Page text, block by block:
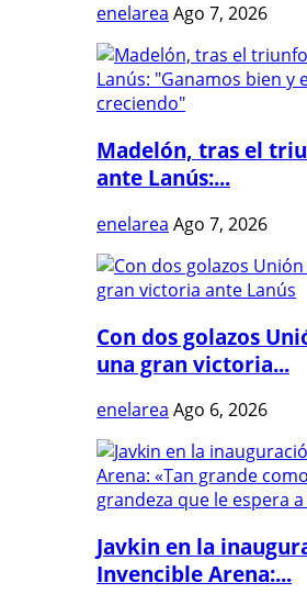
enelarea Ago 7, 2026
Madelón, tras el
ante Lanús:...
enelarea Ago 7, 2026
Con dos golazos
una gran victoria...
enelarea Ago 6, 2026
Javkin en la
Invencible Arena:...